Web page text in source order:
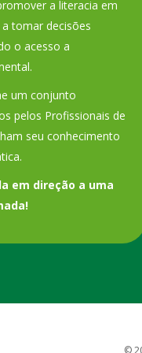
a literacia em
tomar decisões
o acesso a
um conjunto
pelos Profissionais de
seu conhecimento
em direção a uma
©